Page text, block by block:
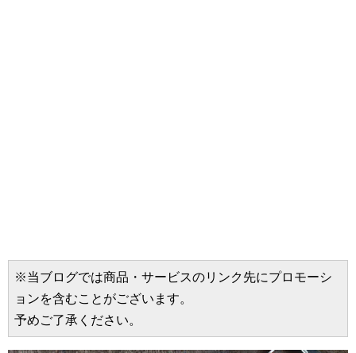
※当ブログでは商品・サービスのリンク先にプロモーシ
ョンを含むことがございます。
予めご了承ください。